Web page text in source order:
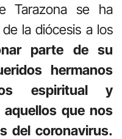
Tarazona se ha
la diócesis a los
parte de su
hermanos
espiritual y
que nos
del coronavirus.